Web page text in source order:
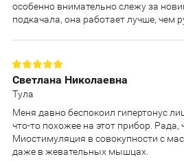
особенно внимательно слежу за
подкачала, она работает лучше, чем
Светлана Николаевна
Тула
Меня давно беспокоил гипертонус
что-то похожее на этот прибор. Рада,
Миостимуляция в совокупности с
даже в жевательных мышцах.